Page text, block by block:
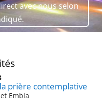
avec nous selon
prière contemplative
Embla